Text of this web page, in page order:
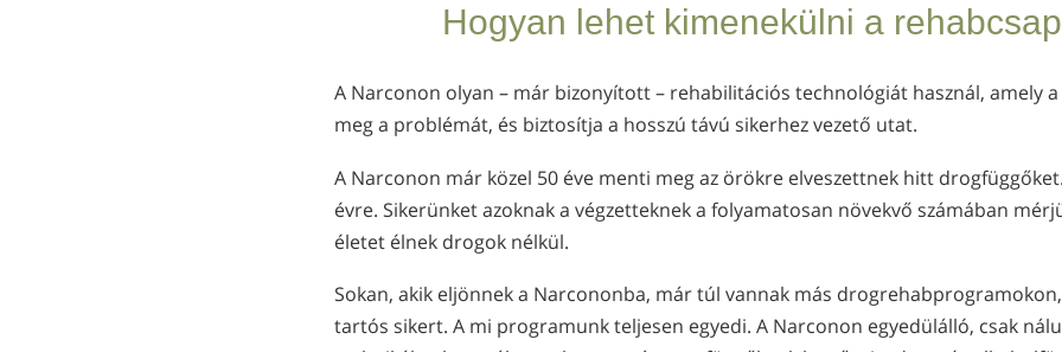
Hogyan lehet kimenekülni a
A Narconon olyan – már bizonyított – rehabilitációs technológiát használ, amely
meg a problémát, és biztosítja a hosszú távú sikerhez vezető utat.
A Narconon már közel 50 éve menti meg az örökre elveszettnek hitt
évre. Sikerünket azoknak a végzetteknek a folyamatosan növekvő számában
életet élnek drogok nélkül.
Sokan, akik eljönnek a Narcononba, már túl vannak más
tartós sikert. A mi programunk teljesen egyedi. A Narconon egyedülálló, csak